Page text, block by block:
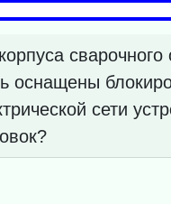
сварочного
оснащены
сети